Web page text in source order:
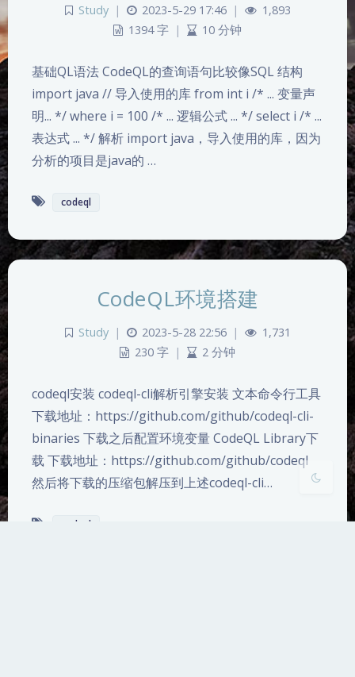
Sans Serif
关闭 日落 暗化 灰度
Study | 2023-5-29 17:46 |
1,893
1394 字 | 10 分钟
基础QL语法 CodeQL的查询语句比较像SQL 结构
import java // 导入使用的库 from int i /* ... 变量声
明... */ where i = 100 /* ... 逻辑公式 ... */ select i /* ...
表达式 ... */ 解析 import java，导入使用的库，因为
分析的项目是java的 …
codeql
CodeQL环境搭建
Study | 2023-5-28 22:56 |
1,731
230 字 | 2 分钟
codeql安装 codeql-cli解析引擎安装 文本命令行工具
下载地址：https://github.com/github/codeql-cli-
binaries 下载之后配置环境变量 CodeQL Library下
载 下载地址：https://github.com/github/codeql
然后将下载的压缩包解压到上述codeql-cli…
codeql